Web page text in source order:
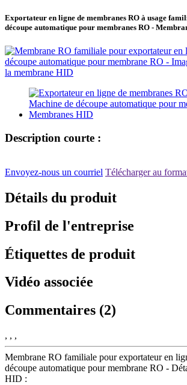
Exportateur en ligne de membranes RO à usage
découpe automatique pour membranes RO -
Description courte :
Envoyez-nous un courriel Télécharger au
Détails du produit
Profil de l'entreprise
Étiquettes de produit
Vidéo associée
Commentaires (2)
, , ,
Membrane RO familiale pour exportateur en
découpe automatique pour membrane RO -
HID :